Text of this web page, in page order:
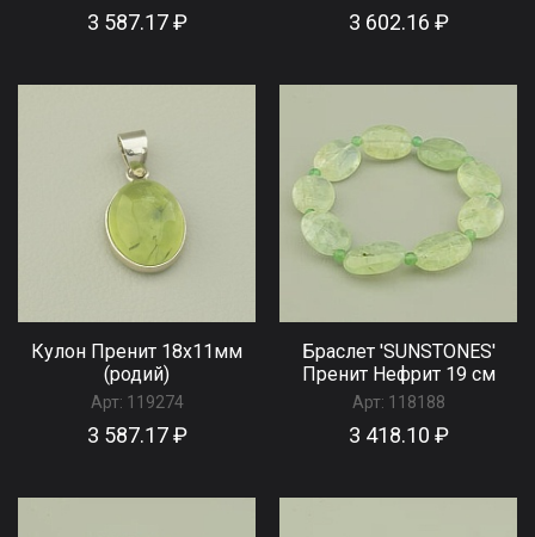
3 587.17 ₽ 3 602.16 ₽
Кулон Пренит 18х11мм
(родий)
Арт: 119274
3 587.17 ₽
Браслет 'SUNSTONES'
Пренит Нефрит 19 см
Арт: 118188
3 418.10 ₽